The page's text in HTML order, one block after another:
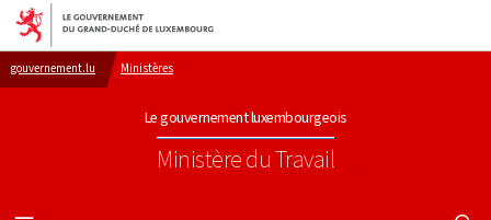
Aller au menu principal
Aller au contenu
gouvernement.lu Ministères
Le gouvernement luxembourgeois
Ministère du Travail